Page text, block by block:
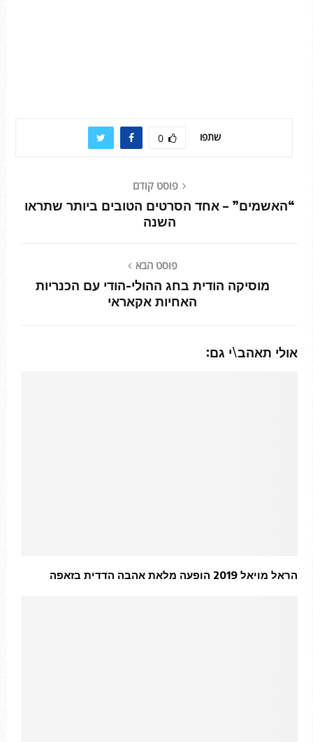
שתפו 0
פוסט קודם
“האשמים” – אחד הסרטים הטובים ביותר שתראו
השנה
פוסט הבא
מוסיקה הודית בחג ההולי-הודי עם הכנריות
האחיות אקאראי
אולי תאהב\י גם:
הראל מויאל 2019 הופעה מלאת אהבה הדדית בזאפה